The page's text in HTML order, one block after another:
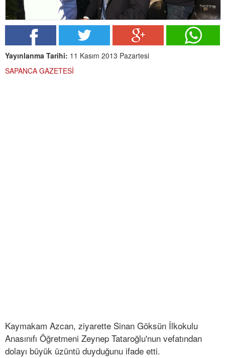
Yayınlanma Tarihi: 11 Kasım 2013 Pazartesi
SAPANCA GAZETESİ
Kaymakam Azcan, ziyarette Sinan Göksün İlkokulu
Anasınıfı Öğretmeni Zeynep Tataroğlu'nun vefatından
dolayı büyük üzüntü duyduğunu ifade etti.